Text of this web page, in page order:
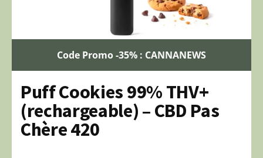
Code Promo -35% : CANNANEWS
Puff Cookies 99% THV+
(rechargeable) – CBD Pas
Chère 420